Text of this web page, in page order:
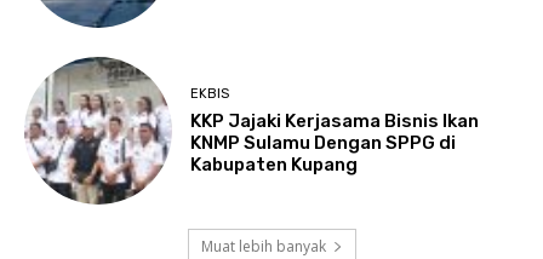
EKBIS
KKP Jajaki Kerjasama Bisnis Ikan
KNMP Sulamu Dengan SPPG di
Kabupaten Kupang
Muat lebih banyak